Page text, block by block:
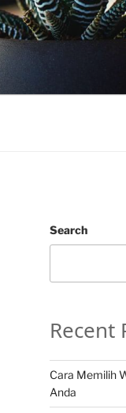
Search
Recent
Cara Memilih
Anda